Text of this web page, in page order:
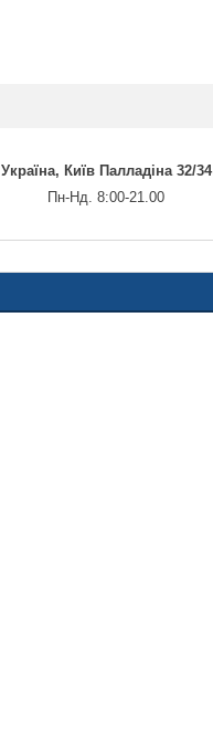
Україна, Київ Палладіна 32/34
Пн-Нд. 8:00-21.00